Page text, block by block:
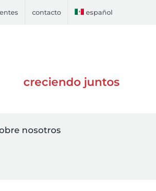
contacto español
creciendo juntos
nosotros